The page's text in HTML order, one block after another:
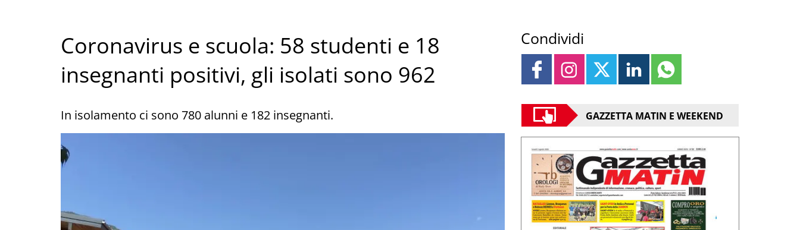
Coronavirus e scuola: 58 studenti e 18
insegnanti positivi, gli isolati sono 962
In isolamento ci sono 780 alunni e 182 insegnanti.
Condividi
GAZZETTA MATIN E WEEKEND